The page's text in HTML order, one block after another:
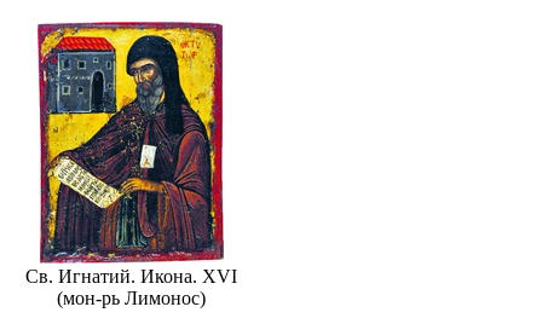
Св. Игнатий. Икона. XVI
(мон-рь Лимонос)